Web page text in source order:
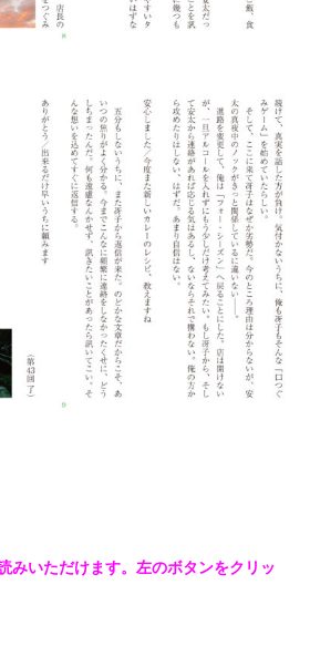
みいただけます。左のボタンをクリッ